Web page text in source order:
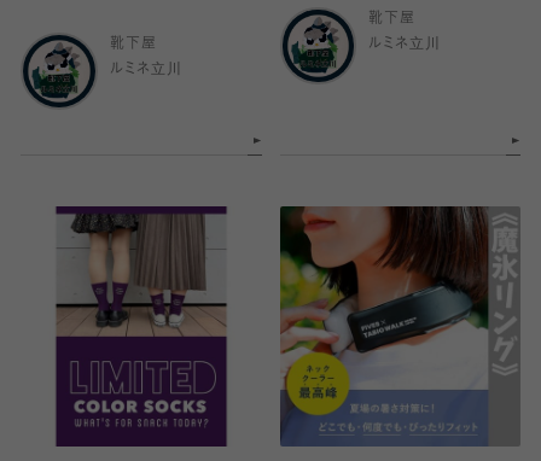
靴下屋
ルミネ立川
靴下屋
ルミネ立川